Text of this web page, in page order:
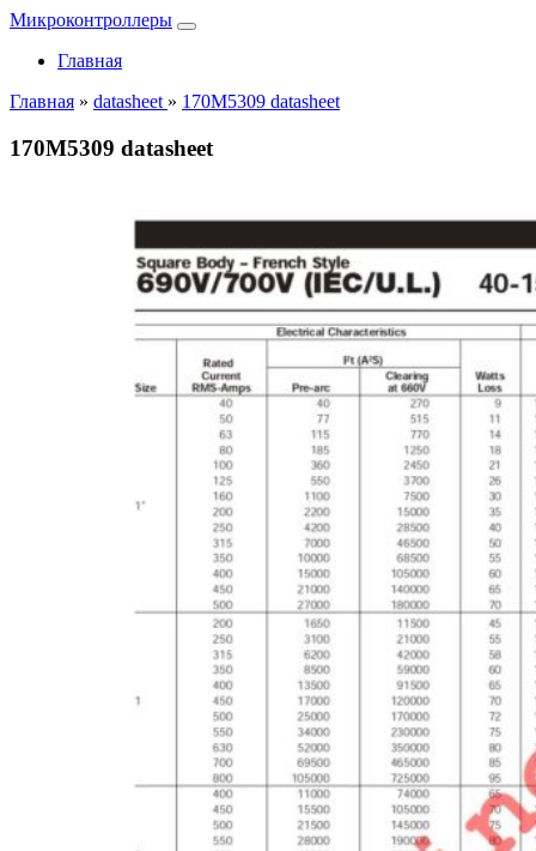
Микроконтроллеры
Главная
Главная » datasheet » 170M5309 datasheet
170M5309 datasheet